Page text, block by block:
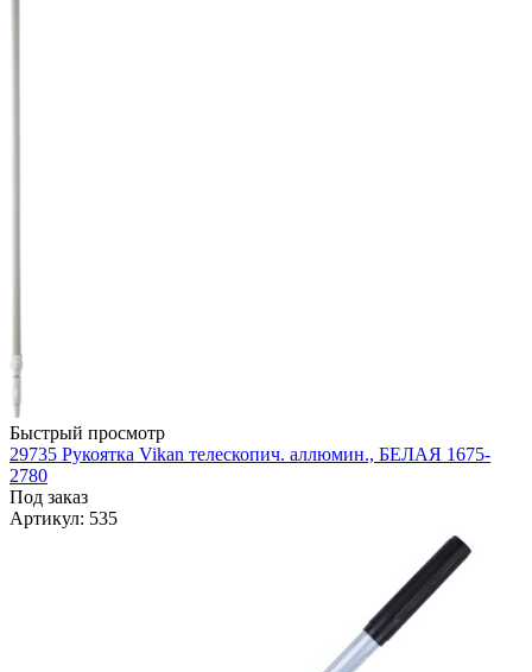
Быстрый просмотр
29735 Рукоятка Vikan телескопич. аллюмин., БЕЛАЯ 1675-
2780
Под заказ
Артикул: 535